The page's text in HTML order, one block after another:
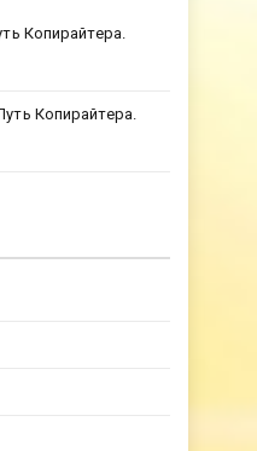
Копирайтера.
Копирайтера.